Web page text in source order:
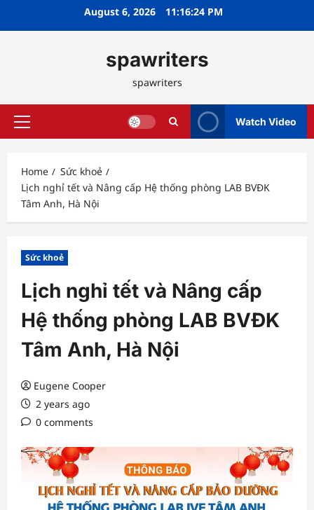
August 6, 2026 11:16:25 PM
spawriters
spawriters
Primary
Watch Video
Home
Sức khoẻ
Lịch nghỉ tết và Nâng cấp Hệ thống phòng LAB BVĐK
Tâm Anh, Hà Nội
Sức khoẻ
Lịch nghỉ tết và Nâng cấp
Hệ thống phòng LAB BVĐK
Tâm Anh, Hà Nội
Eugene Cooper
2 years ago
0 comments